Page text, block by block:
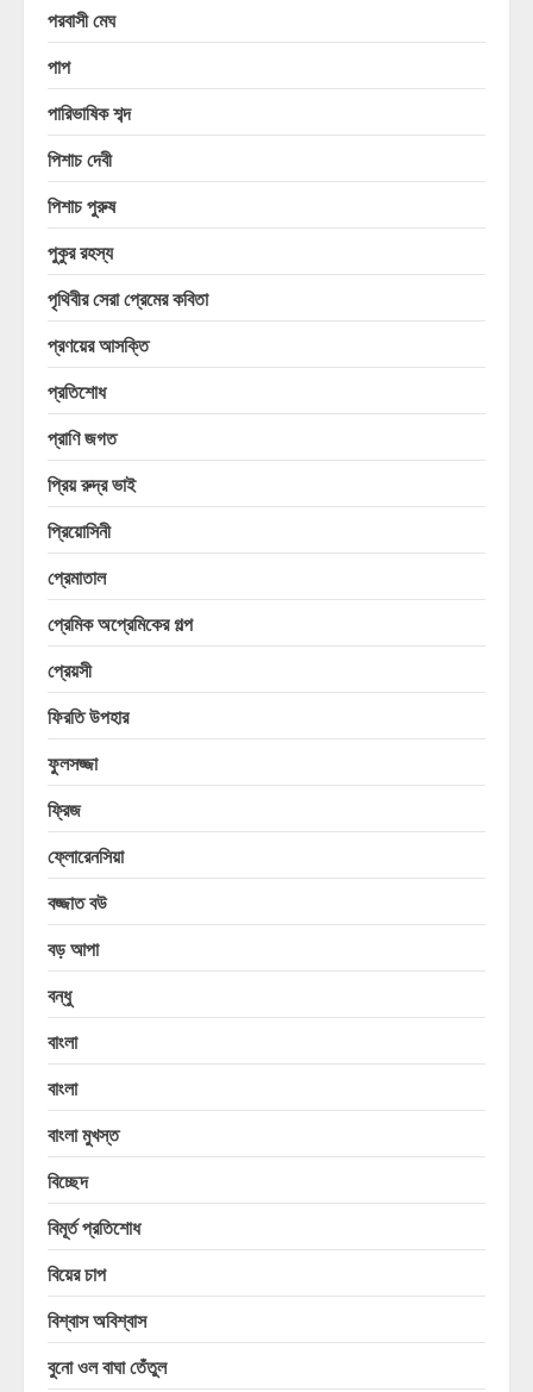
পরবাসী মেঘ
পাপ
পারিভাষিক শব্দ
পিশাচ দেবী
পিশাচ পুরুষ
পুকুর রহস্য
পৃথিবীর সেরা প্রেমের কবিতা
প্রণয়ের আসক্তি
প্রতিশোধ
প্রাণি জগত
প্রিয় রুদ্র ভাই
প্রিয়োসিনী
প্রেমাতাল
প্রেমিক অপ্রেমিকের গল্প
প্রেয়সী
ফিরতি উপহার
ফুলসজ্জা
ফ্রিজ
ফ্লোরেনসিয়া
বজ্জাত বউ
বড় আপা
বন্ধু
বাংলা
বাংলা
বাংলা মুখস্ত
বিচ্ছেদ
বিমূর্ত প্রতিশোধ
বিয়ের চাপ
বিশ্বাস অবিশ্বাস
বুনো ওল বাঘা তেঁতুল